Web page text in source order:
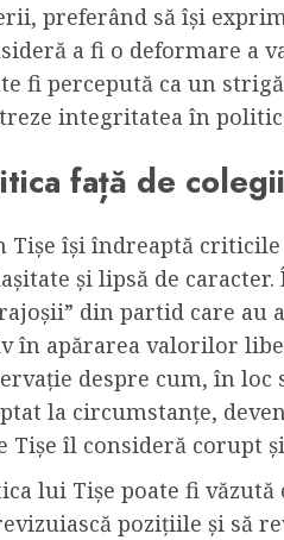
preferând să își
a fi o deformare a
fi percepută ca un
integritatea în
față de
Tișe își îndreaptă
și lipsă de
din partid care au
în apărarea valorilor
despre cum, în
la circumstanțe,
Tișe îl consideră corupt
lui Tișe poate fi văzută
pozițiile și să